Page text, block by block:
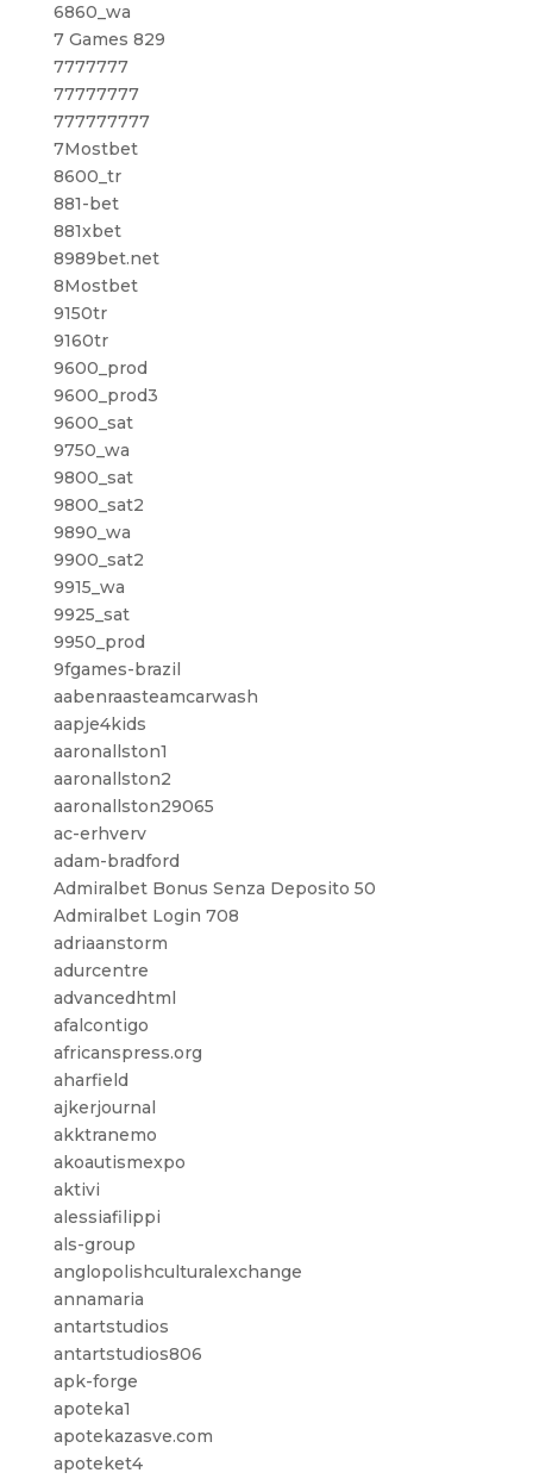
6860_wa
7 Games 829
7777777
77777777
777777777
7Mostbet
8600_tr
881-bet
881xbet
8989bet.net
8Mostbet
9150tr
9160tr
9600_prod
9600_prod3
9600_sat
9750_wa
9800_sat
9800_sat2
9890_wa
9900_sat2
9915_wa
9925_sat
9950_prod
9fgames-brazil
aabenraasteamcarwash
aapje4kids
aaronallston1
aaronallston2
aaronallston29065
ac-erhverv
adam-bradford
Admiralbet Bonus Senza Deposito 50
Admiralbet Login 708
adriaanstorm
adurcentre
advancedhtml
afalcontigo
africanspress.org
aharfield
ajkerjournal
akktranemo
akoautismexpo
aktivi
alessiafilippi
als-group
anglopolishculturalexchange
annamaria
antartstudios
antartstudios806
apk-forge
apoteka1
apotekazasve.com
apoteket4